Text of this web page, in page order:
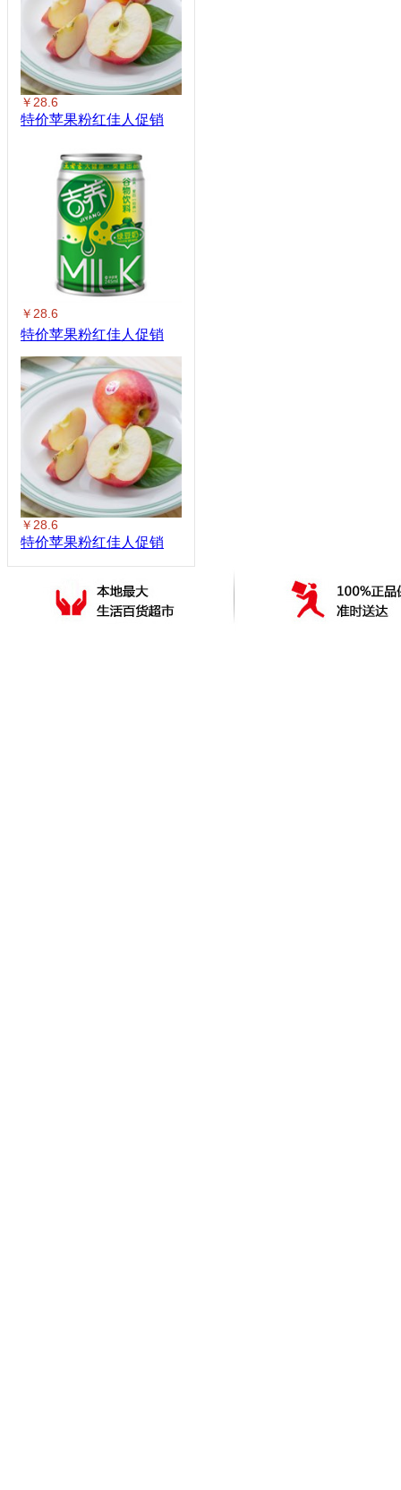
￥28.6
特价苹果粉红佳人促销
￥28.6
特价苹果粉红佳人促销
￥28.6
特价苹果粉红佳人促销